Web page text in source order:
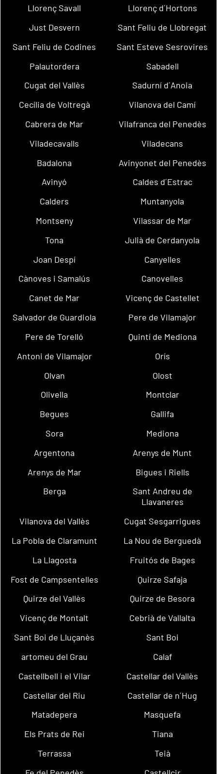
Llorenç Savall
Llorenç d´Hortons
Just Desvern
Sant Feliu de Llobregat
Sant Feliu de Codines
Sant Esteve Sesrovires
Palautordera
Sabadell
Cugat del Vallès
Sadurní d´Anoia
Cecília de Voltregà
Vilanova del Camí
Cabrera de Mar
Vilafranca del Penedès
Viladecavalls
Viladecans
Badalona
Avinyonet del Penedès
Avinyó
Caldes d´Estrac
Calders
Muntanyola
Montseny
Vilassar de Mar
Tona
Julià de Cerdanyola
Joan Despí
Canyelles
Cànoves i Samalús
Canovelles
Canet de Mar
Vicenç de Castellet
Salvador de Guardiola
Pere de Vilamajor
Pere de Torelló
Quintí de Mediona
Antoni de Vilamajor
Orís
Olvan
Olost
Olivella
Montclar
Begues
Gallifa
Sora
Mediona
Argentona
Arenys de Munt
Arenys de Mar
Bigues i Riells
Berga
Sant Andreu de
Llavaneres
Vilanova del Vallès
Cugat Sesgarrigues
La Pobla de Claramunt
La Nou de Berguedà
La Llagosta
Fruitós de Bages
Fost de Campsentelles
Quirze Safaja
Quirze del Vallès
Quirze de Besora
Vicenç de Montalt
Cebrià de Vallalta
Sant Boi de Lluçanès
Sant Boi
artomeu del Grau
Calaf
Castellbell i el Vilar
Castellar del Vallès
Castellar del Riu
Castellar de n´Hug
Matadepera
Masquefa
Els Prats de Rei
Tiana
Terrassa
Teià